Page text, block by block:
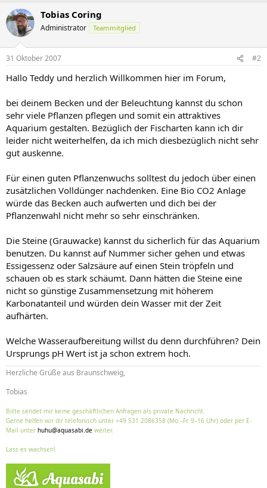
Tobias Coring
Administrator Teammitglied
31 Oktober 2007 #2
Hallo Teddy und herzlich Willkommen hier im Forum,
bei deinem Becken und der Beleuchtung kannst du schon
sehr viele Pflanzen pflegen und somit ein attraktives
Aquarium gestalten. Bezüglich der Fischarten kann ich dir
leider nicht weiterhelfen, da ich mich diesbezüglich nicht sehr
gut auskenne.
Für einen guten Pflanzenwuchs solltest du jedoch über einen
zusätzlichen Volldünger nachdenken. Eine Bio CO2 Anlage
würde das Becken auch aufwerten und dich bei der
Pflanzenwahl nicht mehr so sehr einschränken.
Die Steine (Grauwacke) kannst du sicherlich für das Aquarium
benutzen. Du kannst auf Nummer sicher gehen und etwas
Essigessenz oder Salzsäure auf einen Stein tröpfeln und
schauen ob es stark schäumt. Dann hätten die Steine eine
nicht so günstige Zusammensetzung mit höherem
Karbonatanteil und würden dein Wasser mit der Zeit
aufhärten.
Welche Wasseraufbereitung willst du denn durchführen? Dein
Ursprungs pH Wert ist ja schon extrem hoch.
Herzliche Grüße aus Braunschweig,
Tobias
Bitte sendet mir keine geschäftlichen Anfragen als private Nachricht.
Gerne helfen wir dir telefonisch unter +49 531 2086358 (Mo.–Fr. 9–16 Uhr) oder per E-
Mail unter huhu@aquasabi.de weiter.
Lass es wachsen!